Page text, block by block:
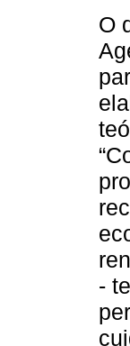
O
-